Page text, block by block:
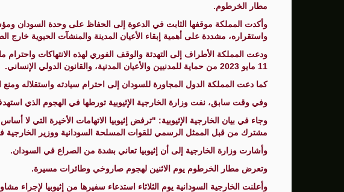
الرئيس الإيراني: التواصل مع خامنئي "صعب للغاية" حاليا
جيش الاحتلال يعلن مقتل جنديين وإصابة 4 جنوب لبنان
"وول ستريت" ترتفع بدعم آمال التهدئة في الشرق الأوسط
سنتكوم: إعادة توجيه 48 سفينة تجارية ضمن حصار إيران
زامير: أضعفنا حماس بشكل كبير وغيّرنا الوضع الأمنيّ
الوفد الأمريكي يطلب تعليق المفاوضات الثلاثية لإجراء
بشارة مرجية - مصور ومونتير فيلم الانتفاضة المغيبة
مطار الخرطوم.
وأكدت المملكة موقفها الثابت في الدعوة إلى الحفاظ على وحدة السودان
واستقراره، مشددة على أهمية إبقاء الأعيان المدينة والمنشآت الحيوية خارج
ودعت المملكة الأطراف إلى التهدئة والوقف الفوري لهذه الانتهاكات واحترام
11 مايو 2023 من حماية للمدنيين والأعيان المدنية، والقانون الدولي الإنساني.
كما دعت المملكة الدول المجاورة للسودان إلى احترام سيادته واستقلاله ومنع
وفي وقت سابق، نفت وزارة الخارجية الإثيوبية تورطها في الهجوم الذي
وجاء في بيان الخارجية الإثيوبية: "ترفض إثيوبيا الاتهامات الأخيرة التي
مشترك من قبل الممثل الرسمي للقوات المسلحة السودانية ووزير الخارجية
وأشارت وزارة الخارجية إلى أن إثيوبيا تعاني بشدة من الصراع في السودان.
وتعرض مطار الخرطوم يوم الاثنين لهجوم صاروخي وطائرات مسيرة.
وأعلنت الخارجية السودانية يوم الثلاثاء استدعاء سفيرها من إثيوبيا لإجراء